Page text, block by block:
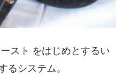
スト をはじめとするい
るシステム。